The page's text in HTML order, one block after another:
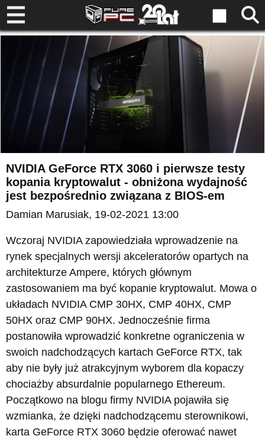
NVIDIA GeForce RTX 3060 i pierwsze testy
kopania kryptowalut - obniżona wydajność
jest bezpośrednio związana z BIOS-em
Damian Marusiak, 19-02-2021 13:00
Wczoraj NVIDIA zapowiedziała wprowadzenie na
rynek specjalnych wersji akceleratorów opartych na
architekturze Ampere, których głównym
zastosowaniem ma być kopanie kryptowalut. Mowa o
układach NVIDIA CMP 30HX, CMP 40HX, CMP
50HX oraz CMP 90HX. Jednocześnie firma
postanowiła wprowadzić konkretne ograniczenia w
swoich nadchodzących kartach GeForce RTX, tak
aby nie były już atrakcyjnym wyborem dla kopaczy
chociażby absurdalnie popularnego Ethereum.
Początkowo na blogu firmy NVIDIA pojawiła się
wzmianka, że dzięki nadchodzącemu sterownikowi,
karta GeForce RTX 3060 będzie oferować nawet